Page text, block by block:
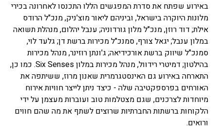
באירוע שפתח את סדרת המפגשים הללו התכנסו לאחרונה בכירי
מלונות היוקרה בישראל, וביניהם ליאור מוצ'ניק, מנכ"ל הרודס
אילת; דוד רוזן, מנכ"ל מלון גורדוניה; ענבל יהלום, מנהלת תשואה
במלון ענבל; יגאל צורף, סמנכ"ל מכירות ברשת דן; גלעד לוי,
סמנכ"ל שיווק ברשת אורכידיאה; ג'ונתן רוזינר, מנהל מכירות
בהילטון; דמיטרי רידוול, מנהל מכירות במלון Six Senses. כמו כן,
התארחה באירוע גם האינסטגרמרית שאנון מרוז, ששיתפה את
האורחים בפרספקטיבה שלה - כיצד ניתן לייצר חוויות אירוח
מיוחדות לצרכנים, שגם מצטלמות טוב ועוברות מעצמן על ידי
הלקוחות ברשתות החברתיות שרוצים לשתף את מה שהם חווים
ורואים.